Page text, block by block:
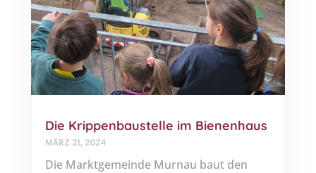
Die Krippenbaustelle im Bienenhaus
MÄRZ 21, 2024
Die Marktgemeinde Murnau baut den